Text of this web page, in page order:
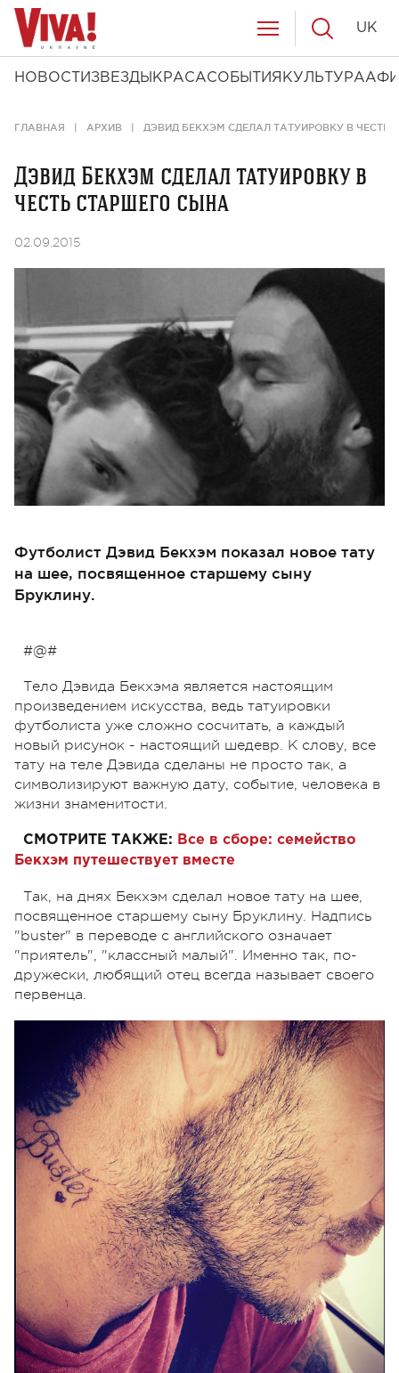
НОВОСТИ ЗВЕЗДЫ КРАСАСОБЫТИЯ КУЛЬТУРА
UK
ГЛАВНАЯ АРХИВ ДЭВИД БЕКХЭМ СДЕЛАЛ ТАТУИРОВКУ В ЧЕСТЬ
Дэвид Бекхэм сделал татуировку в
честь старшего сына
02.09.2015
Футболист Дэвид Бекхэм показал новое тату
на шее, посвященное старшему сыну
Бруклину.
#@#
Тело Дэвида Бекхэма является настоящим
произведением искусства, ведь татуировки
футболиста уже сложно сосчитать, а каждый
новый рисунок - настоящий шедевр. К слову, все
тату на теле Дэвида сделаны не просто так, а
символизируют важную дату, событие, человека в
жизни знаменитости.
СМОТРИТЕ ТАКЖЕ: Все в сборе: семейство
Бекхэм путешествует вместе
Так, на днях Бекхэм сделал новое тату на шее,
посвященное старшему сыну Бруклину. Надпись
"buster" в переводе с английского означает
"приятель", "классный малый". Именно так, по-
дружески, любящий отец всегда называет своего
первенца.